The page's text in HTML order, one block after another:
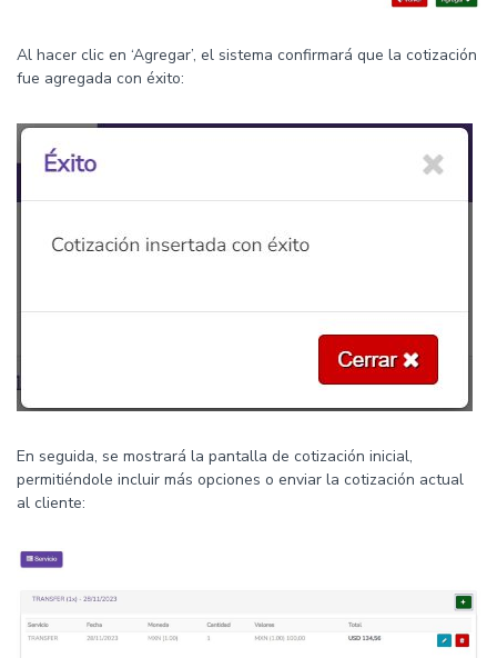
Al hacer clic en ‘Agregar’, el sistema confirmará que la cotización
fue agregada con éxito:
En seguida, se mostrará la pantalla de cotización inicial,
permitiéndole incluir más opciones o enviar la cotización actual
al cliente: